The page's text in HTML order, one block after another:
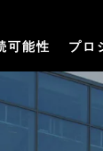
可能性 プロ